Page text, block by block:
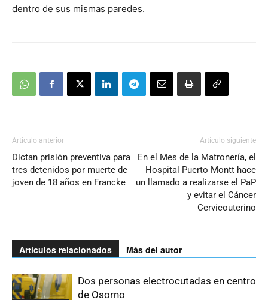
dentro de sus mismas paredes.
Artículo anterior
Dictan prisión preventiva para
tres detenidos por muerte de
joven de 18 años en Francke
Artículo siguiente
En el Mes de la Matronería, el
Hospital Puerto Montt hace
un llamado a realizarse el PaP
y evitar el Cáncer
Cervicouterino
Artículos relacionados Más del autor
Dos personas electrocutadas en centro
de Osorno